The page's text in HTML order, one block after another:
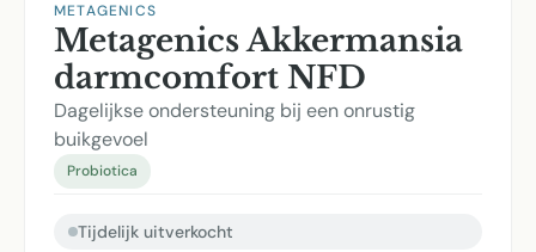
METAGENICS
Metagenics Akkermansia
darmcomfort NFD
Dagelijkse ondersteuning bij een onrustig
buikgevoel
Probiotica
Tijdelijk uitverkocht